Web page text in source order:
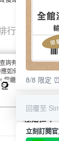
行
詢有關本網站使用
如何變更電腦的
您繼續使用本網站
cookie。
我知道了
8/8 限定
回覆至
立刻訂閱